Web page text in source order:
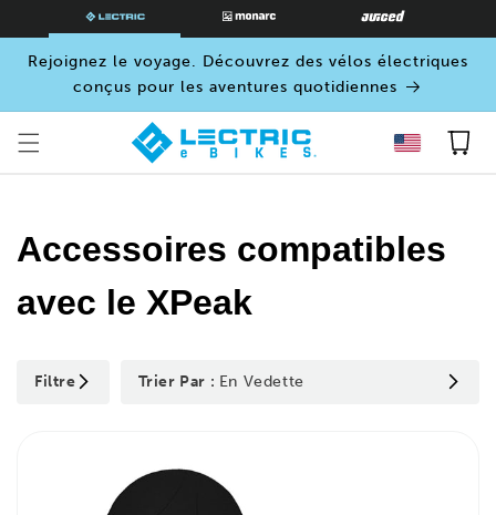
Rejoignez le voyage. Découvrez des vélos électriques
conçus pour les aventures quotidiennes
Panier
Accessoires compatibles
avec le XPeak
Filtre Trier Par : En Vedette